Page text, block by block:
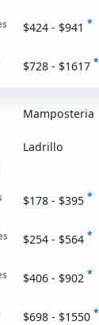
$424 - $941 *
$728 - $1617 *
Mamposteria
Ladrillo
$178 - $395 *
$254 - $564 *
$406 - $902 *
$698 - $1550 *